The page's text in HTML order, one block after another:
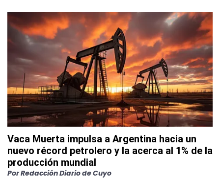
Vaca Muerta impulsa a Argentina hacia un
nuevo récord petrolero y la acerca al 1% de la
producción mundial
PorRedacción Diario de Cuyo